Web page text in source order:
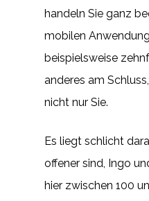
handeln Sie ganz
mobilen
beispielsweise
anderes am
nicht nur Sie.
Es liegt schlicht
offener sind, Ingo
hier zwischen 100